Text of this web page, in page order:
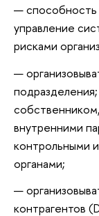
способность
управление
рисками
внутренними
контрольными
органами;
контрагентов